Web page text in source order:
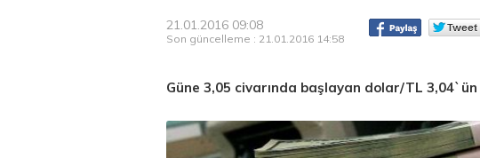
21.01.2016 09:08
Son güncelleme : 21.01.2016 14:58
Güne 3,05 civarında başlayan dolar/TL